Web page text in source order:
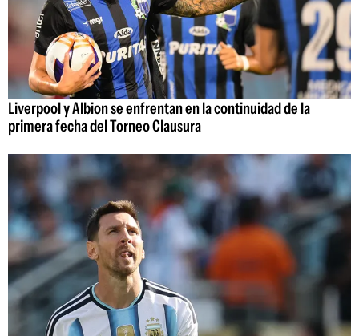
Liverpool y Albion se enfrentan en la continuidad de la
primera fecha del Torneo Clausura